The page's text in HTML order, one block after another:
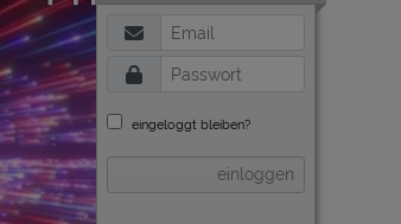
eingeloggt bleiben?
einloggen